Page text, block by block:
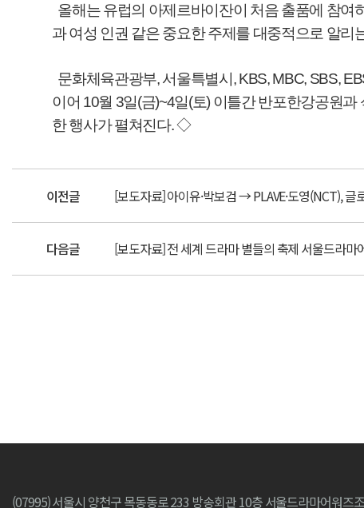
올해는 유럽의 아제르바이잔이 처음 출품에 참여
과 여성 인권 같은 중요한 주제를 대중적으로 알
문화체육관광부,서울특별시 , KBS, MBC, SBS,
이어 10월 3일(금)~4일(토) 이틀간 반포한강공원과
한 행사가 펼쳐진다.◇
이전글 [보도자료] 아이유·박보검 → PLAVE·도영(NCT), 글
다음글 [보도자료] 전 세계 드라마 별들의 축제 서울드라마
(07995) 서울시 양천구 목동동로 233 방송회관 10층 서울드라마어워즈